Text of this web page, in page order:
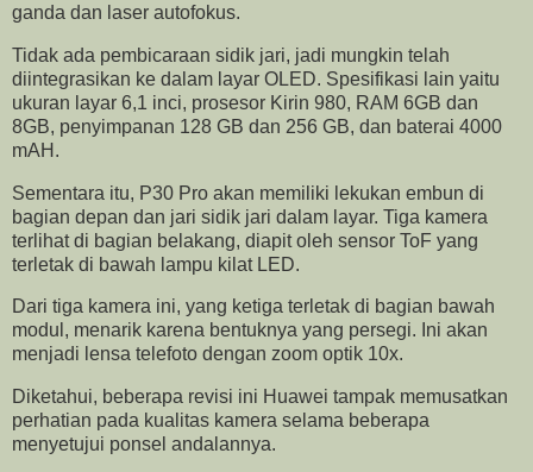
ganda dan laser autofokus.
Tidak ada pembicaraan sidik jari, jadi mungkin telah
diintegrasikan ke dalam layar OLED. Spesifikasi lain yaitu
ukuran layar 6,1 inci, prosesor Kirin 980, RAM 6GB dan
8GB, penyimpanan 128 GB dan 256 GB, dan baterai 4000
mAH.
Sementara itu, P30 Pro akan memiliki lekukan embun di
bagian depan dan jari sidik jari dalam layar. Tiga kamera
terlihat di bagian belakang, diapit oleh sensor ToF yang
terletak di bawah lampu kilat LED.
Dari tiga kamera ini, yang ketiga terletak di bagian bawah
modul, menarik karena bentuknya yang persegi. Ini akan
menjadi lensa telefoto dengan zoom optik 10x.
Diketahui, beberapa revisi ini Huawei tampak memusatkan
perhatian pada kualitas kamera selama beberapa
menyetujui ponsel andalannya.